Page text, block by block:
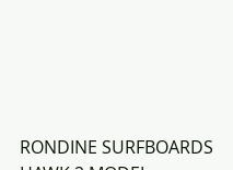
RONDINE SURFBOARDS